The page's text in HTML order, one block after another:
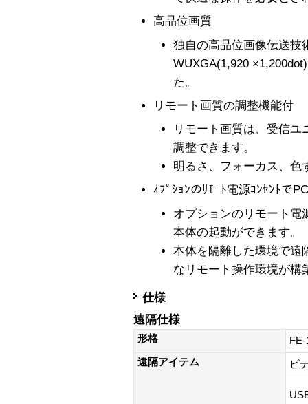
高品位画質
独自の高品位画像伝送技
WUXGA(1,920
た。
リモート画質の調整機能付
リモート画質は、受信
調整できます。
明るさ、フォーカス、色
ｵﾌﾟｼｮﾝのﾘﾓｰﾄ電源ｺﾝｾﾝﾄで
オプションのリモート電
本体の起動ができます。
本体を隔離した環境で遠
なリモート操作環境が構
仕様
遠隔仕様
形格
遠隔アイテム
ビ